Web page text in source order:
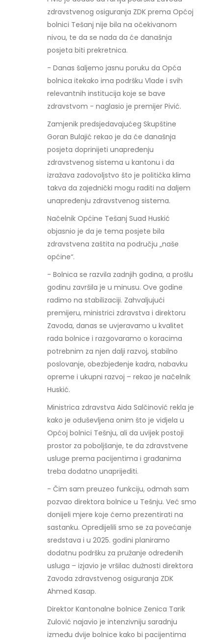
zdravstvenog osiguranja ZDK prema Općoj
bolnici Tešanj nije bila na očekivanom
nivou, te da se nada da će današnja
posjeta biti prekretnica.
- Danas šaljemo jasnu poruku da Opća
bolnica itekako ima podršku Vlade i svih
relevantnih institucija koje se bave
zdravstvom - naglasio je premijer Pivić.
Zamjenik predsjedavajućeg Skupštine
Goran Bulajić rekao je da će današnja
posjeta doprinijeti unapređenju
zdravstvenog sistema u kantonu i da
izražava zadovoljstvo što je politička klima
takva da zajednički mogu raditi na daljem
unapređenju zdravstvenog sistema.
Načelnik Općine Tešanj Suad Huskić
objasnio je da je tema posjete bila
zdravstvena zaštita na području „naše
općine“.
- Bolnica se razvila zadnjih godina, a prošlu
godinu završila je u minusu. Ove godine
radimo na stabilizaciji. Zahvaljujući
premijeru, ministrici zdravstva i direktoru
Zavoda, danas se uvjeravamo u kvalitet
rada bolnice i razgovaramo o koracima
potrebnim za njen dalji razvoj, stabilno
poslovanje, obezbjeđenje kadra, nabavku
opreme i ukupni razvoj – rekao je načelnik
Huskić.
Ministrica zdravstva Aida Salčinović rekla je
kako je oduševljena onim što je vidjela u
Općoj bolnici Tešnju, ali da uvijek postoji
prostor za poboljšanje, te da zdravstvene
usluge prema pacijentima i građanima
treba dodatno unaprijediti.
- Čim sam preuzeo funkciju, odmah sam
pozvao direktora bolnice u Tešnju. Već smo
donijeli mjere koje ćemo prezentirati na
sastanku. Opredijelili smo se za povećanje
sredstava i u 2025. godini planiramo
dodatnu podršku za pružanje određenih
usluga – izjavio je vršilac dužnosti direktora
Zavoda zdravstvenog osiguranja ZDK
Ahmed Kasap.
Direktor Kantonalne bolnice Zenica Tarik
Zulović najavio je intenzivniju saradnju
između dvije bolnice kako bi pacijentima